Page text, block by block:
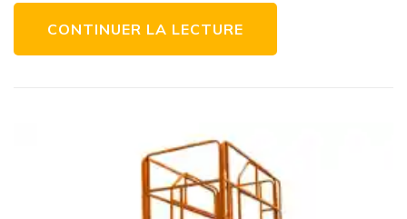
CONTINUER LA LECTURE